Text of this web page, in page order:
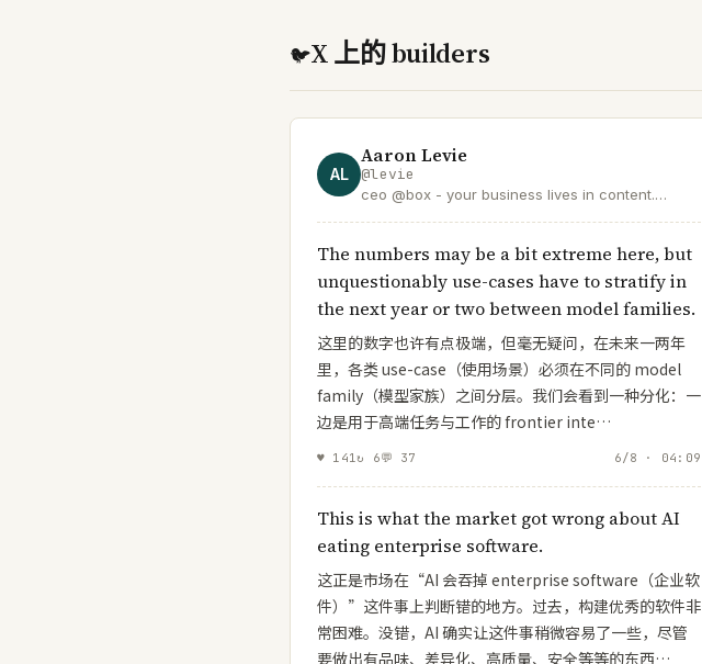
🐦X 上的 builders
AL
Aaron Levie
@levie
ceo @box - your business lives in content.
The numbers may be a bit extreme here, but
unquestionably use-cases have to stratify in
the next year or two between model families.
这里的数字也许有点极端，但毫无疑问，在未来一两年
里，各类 use-case（使用场景）必须在不同的 model
family（模型家族）之间分层。我们会看到一种分化：一
边是用于高端任务与工作的 frontier inte…
♥ 141↻ 6💬 37 6/8 · 04:09
This is what the market got wrong about AI
eating enterprise software.
这正是市场在“AI 会吞掉 enterprise software（企业软
件）”这件事上判断错的地方。过去，构建优秀的软件非
常困难。没错，AI 确实让这件事稍微容易了一些，尽管
要做出有品味、差异化、高质量、安全等等的东西…